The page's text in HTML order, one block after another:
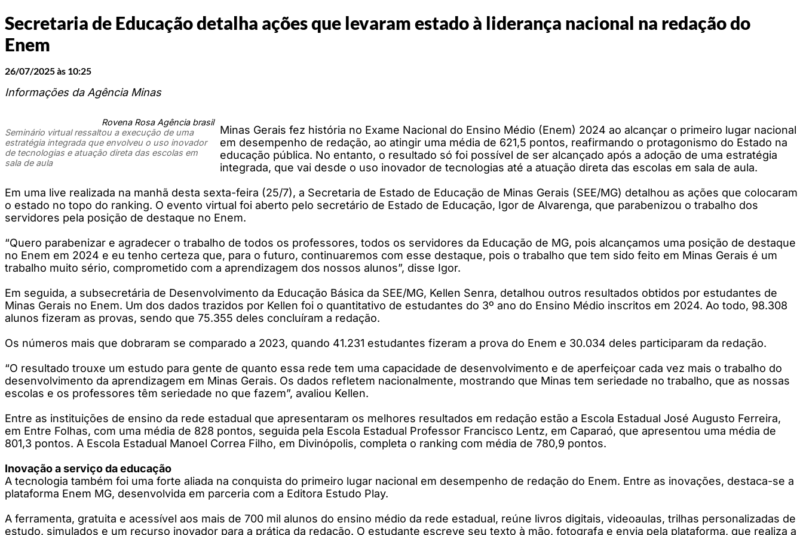
Secretaria de Educação detalha ações que levaram estado à liderança nacional na redação do
Enem
26/07/2025 às 10:25
Informações da Agência Minas
Rovena Rosa Agência brasil
Seminário virtual ressaltou a execução de uma
estratégia integrada que envolveu o uso inovador
de tecnologias e atuação direta das escolas em
sala de aula
Minas Gerais fez história no Exame Nacional do Ensino Médio (Enem) 2024 ao alcançar o primeiro lugar nacional
em desempenho de redação, ao atingir uma média de 621,5 pontos, reafirmando o protagonismo do Estado na
educação pública. No entanto, o resultado só foi possível de ser alcançado após a adoção de uma estratégia
integrada, que vai desde o uso inovador de tecnologias até a atuação direta das escolas em sala de aula.
Em uma live realizada na manhã desta sexta-feira (25/7), a Secretaria de Estado de Educação de Minas Gerais (SEE/MG) detalhou as ações que colocaram
o estado no topo do ranking. O evento virtual foi aberto pelo secretário de Estado de Educação, Igor de Alvarenga, que parabenizou o trabalho dos
servidores pela posição de destaque no Enem.
“Quero parabenizar e agradecer o trabalho de todos os professores, todos os servidores da Educação de MG, pois alcançamos uma posição de destaque
no Enem em 2024 e eu tenho certeza que, para o futuro, continuaremos com esse destaque, pois o trabalho que tem sido feito em Minas Gerais é um
trabalho muito sério, comprometido com a aprendizagem dos nossos alunos”, disse Igor.
Em seguida, a subsecretária de Desenvolvimento da Educação Básica da SEE/MG, Kellen Senra, detalhou outros resultados obtidos por estudantes de
Minas Gerais no Enem. Um dos dados trazidos por Kellen foi o quantitativo de estudantes do 3º ano do Ensino Médio inscritos em 2024. Ao todo, 98.308
alunos fizeram as provas, sendo que 75.355 deles concluíram a redação.
Os números mais que dobraram se comparado a 2023, quando 41.231 estudantes fizeram a prova do Enem e 30.034 deles participaram da redação.
“O resultado trouxe um estudo para gente de quanto essa rede tem uma capacidade de desenvolvimento e de aperfeiçoar cada vez mais o trabalho do
desenvolvimento da aprendizagem em Minas Gerais. Os dados refletem nacionalmente, mostrando que Minas tem seriedade no trabalho, que as nossas
escolas e os professores têm seriedade no que fazem”, avaliou Kellen.
Entre as instituições de ensino da rede estadual que apresentaram os melhores resultados em redação estão a Escola Estadual José Augusto Ferreira,
em Entre Folhas, com uma média de 828 pontos, seguida pela Escola Estadual Professor Francisco Lentz, em Caparaó, que apresentou uma média de
801,3 pontos. A Escola Estadual Manoel Correa Filho, em Divinópolis, completa o ranking com média de 780,9 pontos.
Inovação a serviço da educação
A tecnologia também foi uma forte aliada na conquista do primeiro lugar nacional em desempenho de redação do Enem. Entre as inovações, destaca-se a
plataforma Enem MG, desenvolvida em parceria com a Editora Estudo Play.
A ferramenta, gratuita e acessível aos mais de 700 mil alunos do ensino médio da rede estadual, reúne livros digitais, videoaulas, trilhas personalizadas de
estudo, simulados e um recurso inovador para a prática da redação. O estudante escreve seu texto à mão, fotografa e envia pela plataforma, que realiza a